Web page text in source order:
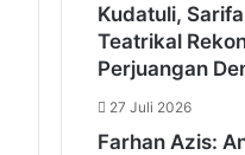
Kudatuli,
Teatrikal
Perjuangan
27 Juli 2026
Farhan Azis: